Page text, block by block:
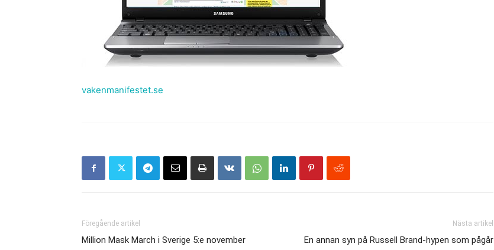
vakenmanifestet.se
Föregående artikel
Million Mask March i Sverige 5:e november
Nästa artikel
En annan syn på Russell Brand-hypen som pågår